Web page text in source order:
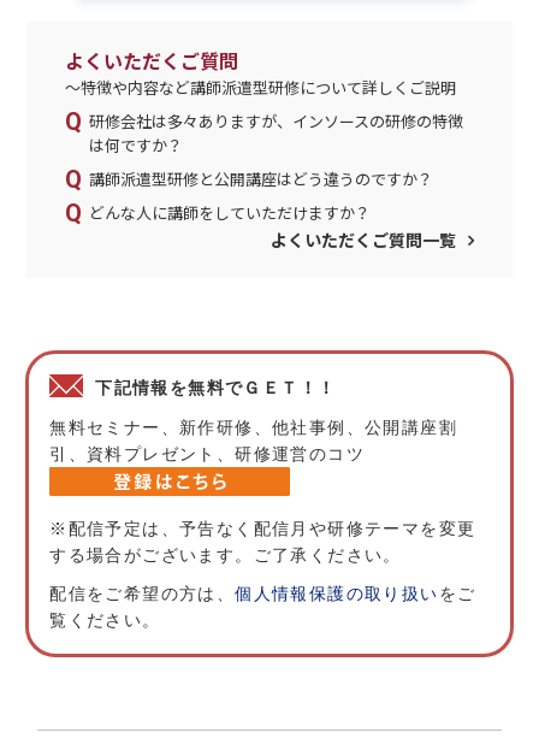
よくいただくご質問
～特徴や内容など講師派遣型研修について詳しくご説明
研修会社は多々ありますが、インソースの研修の特徴
は何ですか？
講師派遣型研修と公開講座はどう違うのですか？
どんな人に講師をしていただけますか？
よくいただくご質問一覧
下記情報を無料でＧＥＴ！！
無料セミナー、新作研修、他社事例、公開講座割
引、資料プレゼント、研修運営のコツ
※配信予定は、予告なく配信月や研修テーマを変更
する場合がございます。ご了承ください。
配信をご希望の方は、個人情報保護の取り扱いをご
覧ください。